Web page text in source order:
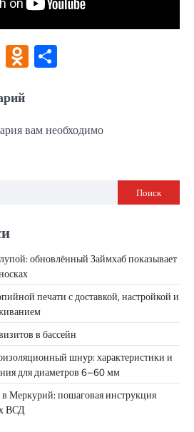
Telegram
Odnoklassniki
вам необходимо
Поиск
обновлённый Займхаб показывает
печати с доставкой, настройкой и
в бассейн
шнур: характеристики и
для диаметров 6–60 мм
Меркурий: пошаговая инструкция
ВСД